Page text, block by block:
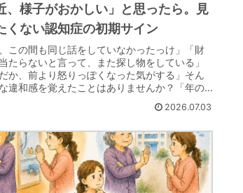
、様子がおかしい」と思ったら。見
くない認知症の初期サイン
、この間も同じ話をしていなかったっけ」「財
たらないと言って、また探し物をしている」
だか、前より怒りっぽくなった気がする」そん
違和感を覚えたことはありませんか？「年の
2026.07.03